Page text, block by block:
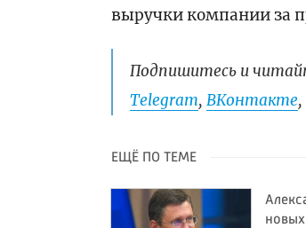
выручки компании за
Подпишитесь и
Telegram,ВКонтакте,
ЕЩЁ ПО ТЕМЕ
новых